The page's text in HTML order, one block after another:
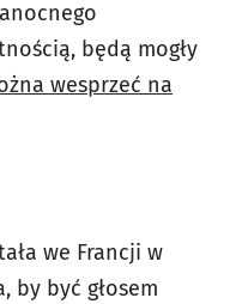
będą mogły
wesprzeć na
we Francji w
by być głosem